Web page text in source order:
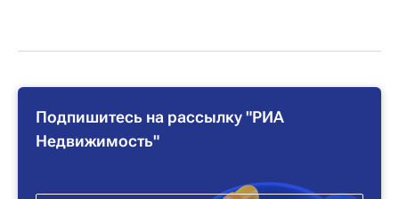
Подпишитесь на рассылку "РИА
Недвижимость"